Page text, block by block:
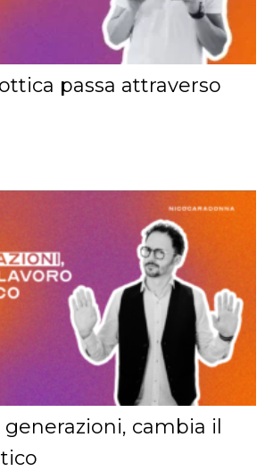
passa attraverso
cambia il